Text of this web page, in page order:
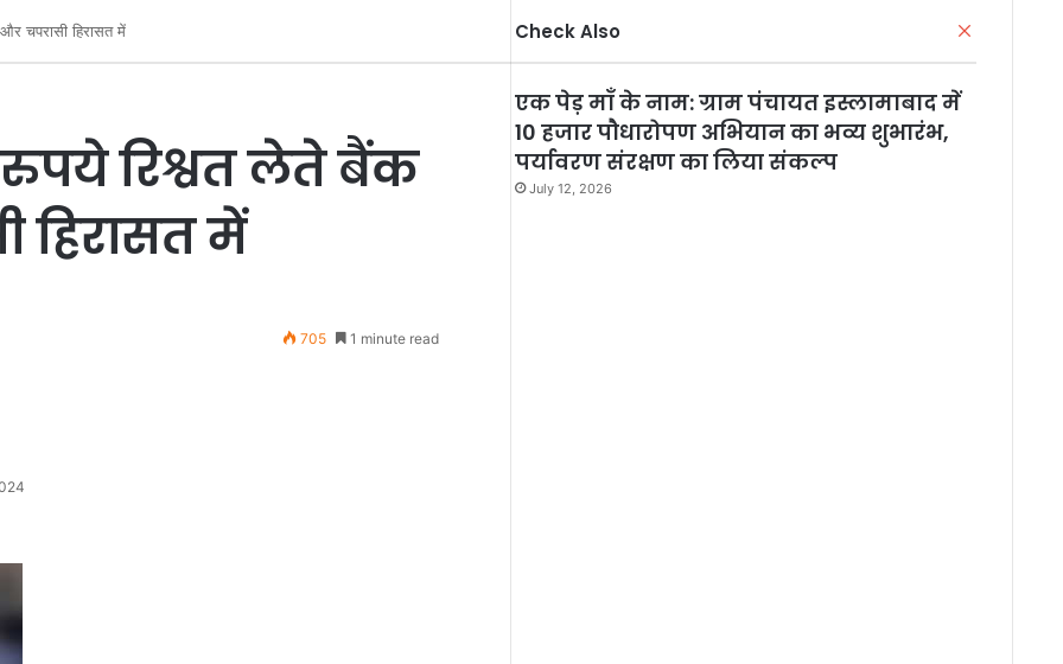
चपरासी हिरासत में
रुपये रिश्वत लेते बैंक
हिरासत में
705 1 minute read
Check Also
एक पेड़ माँ के नाम: ग्राम पंचायत इस्लामाबाद में
10 हजार पौधारोपण अभियान का भव्य शुभारंभ,
पर्यावरण संरक्षण का लिया संकल्प
July 12, 2026